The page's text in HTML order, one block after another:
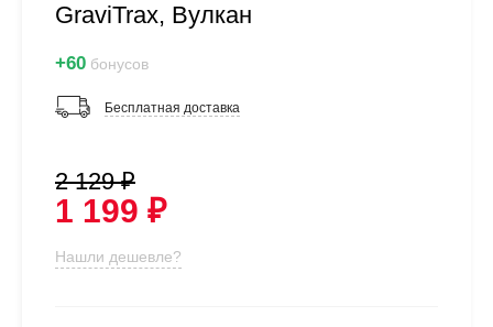
GraviTrax, Вулкан
+60 бонусов
Бесплатная доставка
2 129 ₽
1 199 ₽
Нашли дешевле?